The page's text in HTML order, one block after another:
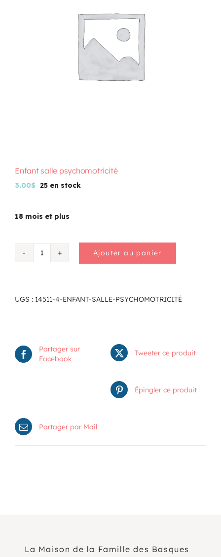
Enfant salle psychomotricité
3.00$ 25 en stock
18 mois et plus
quantité
psychomotricité
Ajouter au panier
UGS : 14511-4-ENFANT-SALLE-PSYCHOMOTRICITÉ
Partager sur
Facebook
Tweeter ce produit
Épingler ce produit
Partager par Mail
La Maison de la Famille des Basques